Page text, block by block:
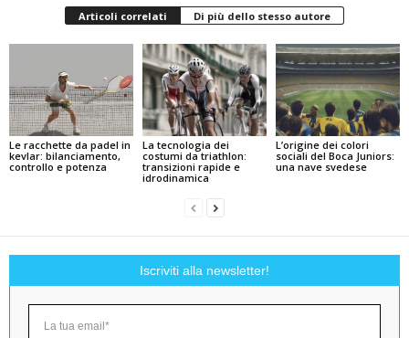
Articoli correlati Di più dello stesso autore
Le racchette da padel in
kevlar: bilanciamento,
controllo e potenza
La tecnologia dei
costumi da triathlon:
transizioni rapide e
idrodinamica
L’origine dei colori
sociali del Boca Juniors:
una nave svedese
Iscriviti alla newsletter!